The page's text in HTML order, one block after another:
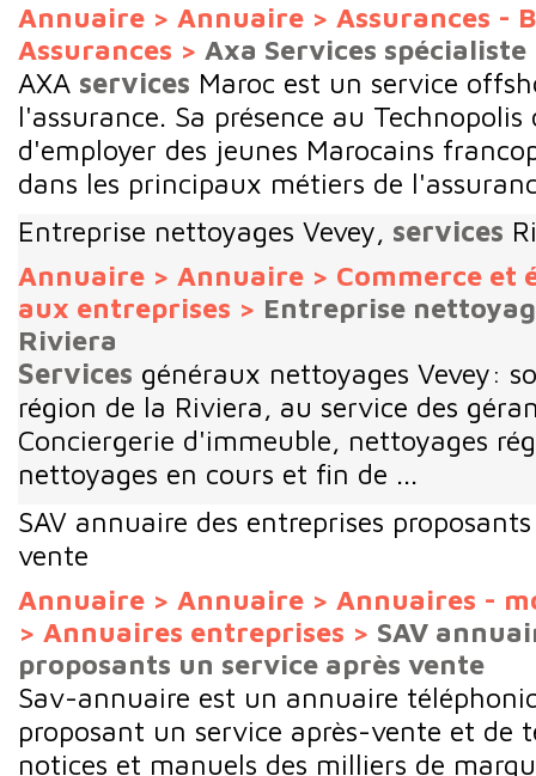
Annuaire > Annuaire > Assurances -
Assurances > Axa Services
AXA services Maroc est un service
l'assurance. Sa présence au
d'employer des jeunes Marocains
dans les principaux métiers de
Entreprise nettoyages Vevey, services
Annuaire > Annuaire > Commerce et
aux entreprises > Entreprise
Riviera
Services généraux nettoyages Vevey:
région de la Riviera, au service des
Conciergerie d'immeuble, nettoyages
nettoyages en cours et fin de ...
SAV annuaire des entreprises
vente
Annuaire > Annuaire > Annuaires -
> Annuaires entreprises > SAV
proposants un service après vente
Sav-annuaire est un annuaire
proposant un service après-vente et de
notices et manuels des milliers de